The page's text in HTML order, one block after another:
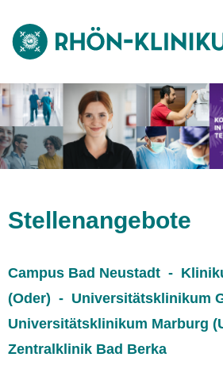
Stellenangebote
Bewerbungstipps
Stellenangebote
Campus Bad Neustadt -
(Oder) - Universitätsklinikum
Universitätsklinikum Marburg
Zentralklinik Bad Berka